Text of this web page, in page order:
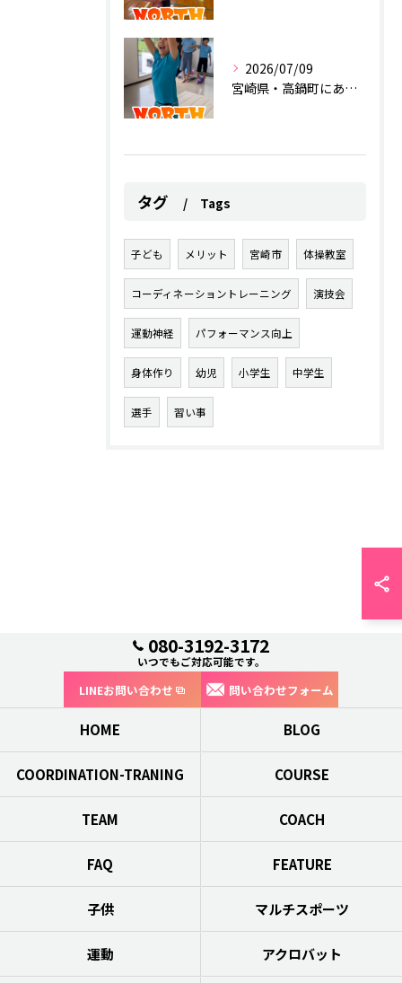
2026/07/09
宮崎県・高鍋町にあるスポーツクラブ
タグ Tags
子ども メリット 宮崎市 体操教室
コーディネーショントレーニング 演技会
運動神経 パフォーマンス向上
身体作り 幼児 小学生 中学生
選手 習い事
080-3192-3172
いつでもご対応可能です。
LINEお問い合わせ 問い合わせフォーム
HOME BLOG
COORDINATION-TRANING COURSE
TEAM COACH
FAQ FEATURE
子供 マルチスポーツ
運動 アクロバット